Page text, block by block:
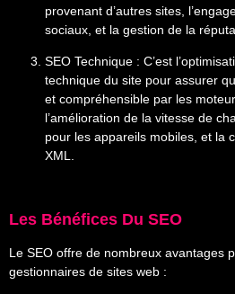
provenant d’autres sites,
sociaux, et la gestion de la
SEO Technique : C’est
technique du site pour assurer
et compréhensible par les
l’amélioration de la vitesse de
pour les appareils mobiles, et la
XML.
Les Bénéfices Du SEO
Le SEO offre de nombreux avantages
gestionnaires de sites web :